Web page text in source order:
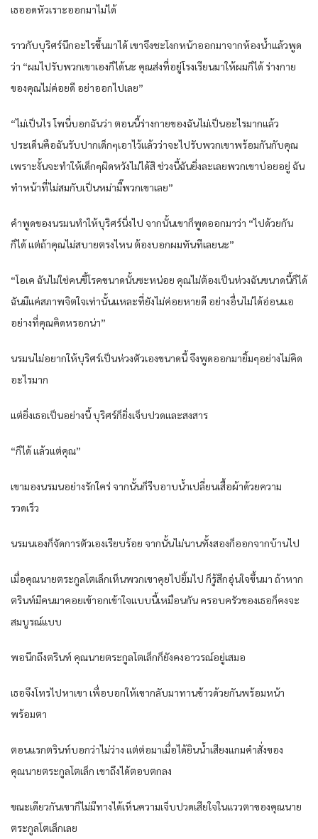
เธออดหัวเราะออกมาไม่ได้
ราวกับบุริศร์นึกอะไรขึ้นมาได้ เขาจึงชะโงกหน้าออกมาจากห้องน้ำแล้วพูด
ว่า “ผมไปรับพวกเขาเองก็ได้นะ คุณส่งที่อยู่โรงเรียนมาให้ผมก็ได้ ร่างกาย
ของคุณไม่ค่อยดี อย่าออกไปเลย”
“ไม่เป็นไร โพนี่บอกฉันว่า ตอนนี้ร่างกายของฉันไม่เป็นอะไรมากแล้ว
ประเด็นคือฉันรับปากเด็กๆเอาไว้แล้วว่าจะไปรับพวกเขาพร้อมกันกับคุณ
เพราะงั้นจะทำให้เด็กๆผิดหวังไม่ได้สิ ช่วงนี้ฉันยิ่งละเลยพวกเขาบ่อยอยู่ ฉัน
ทำหน้าที่ไม่สมกับเป็นหม่ามี๊พวกเขาเลย”
คำพูดของนรมนทำให้บุริศร์นิ่งไป จากนั้นเขาก็พูดออกมาว่า “ไปด้วยกัน
ก็ได้ แต่ถ้าคุณไม่สบายตรงไหน ต้องบอกผมทันทีเลยนะ”
“โอเค ฉันไม่ใช่คนขี้โรคขนาดนั้นซะหน่อย คุณไม่ต้องเป็นห่วงฉันขนาดนี้ก็ได้
ฉันมีแค่สภาพจิตใจเท่านั้นแหละที่ยังไม่ค่อยหายดี อย่างอื่นไม่ได้อ่อนแอ
อย่างที่คุณคิดหรอกน่า”
นรมนไม่อยากให้บุริศร์เป็นห่วงตัวเองขนาดนี้ จึงพูดออกมายิ้มๆอย่างไม่คิด
อะไรมาก
แต่ยิ่งเธอเป็นอย่างนี้ บุริศร์ก็ยิ่งเจ็บปวดและสงสาร
“ก็ได้ แล้วแต่คุณ”
เขามองนรมนอย่างรักใคร่ จากนั้นก็รีบอาบน้ำเปลี่ยนเสื้อผ้าด้วยความ
รวดเร็ว
นรมนเองก็จัดการตัวเองเรียบร้อย จากนั้นไม่นานทั้งสองก็ออกจากบ้านไป
เมื่อคุณนายตระกูลโตเล็กเห็นพวกเขาคุยไปยิ้มไป ก็รู้สึกอุ่นใจขึ้นมา ถ้าหาก
ตรินท์มีคนมาคอยเข้าอกเข้าใจแบบนี้เหมือนกัน ครอบครัวของเธอก็คงจะ
สมบูรณ์แบบ
พอนึกถึงตรินท์ คุณนายตระกูลโตเล็กก็ยังคงอาวรณ์อยู่เสมอ
เธอจึงโทรไปหาเขา เพื่อบอกให้เขากลับมาทานข้าวด้วยกันพร้อมหน้า
พร้อมตา
ตอนแรกตรินท์บอกว่าไม่ว่าง แต่ต่อมาเมื่อได้ยินน้ำเสียงแกมคำสั่งของ
คุณนายตระกูลโตเล็ก เขาถึงได้ตอบตกลง
ขณะเดียวกันเขาก็ไม่มีทางได้เห็นความเจ็บปวดเสียใจในแววตาของคุณนาย
ตระกูลโตเล็กเลย